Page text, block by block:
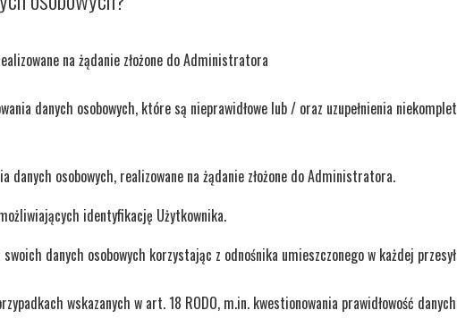
na żądanie złożone do Administratora
danych osobowych, które są nieprawidłowe lub / oraz uzupełnienia
osobowych, realizowane na żądanie złożone do Administratora.
identyfikację Użytkownika.
danych osobowych korzystając z odnośnika umieszczonego w każdej
wskazanych w art. 18 RODO, m.in. kwestionowania prawidłowość